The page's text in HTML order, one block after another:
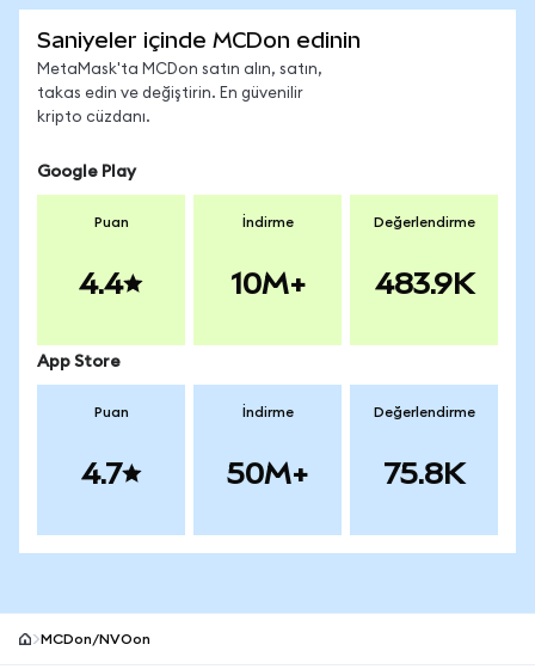
Saniyeler içinde MCDon edinin
MetaMask'ta MCDon satın alın, satın,
takas edin ve değiştirin. En güvenilir
kripto cüzdanı.
Google Play
Puan
4.4
İndirme
10M+
Değerlendirme
483.9K
App Store
Puan
4.7
İndirme
50M+
Değerlendirme
75.8K
MCDon/NVOon